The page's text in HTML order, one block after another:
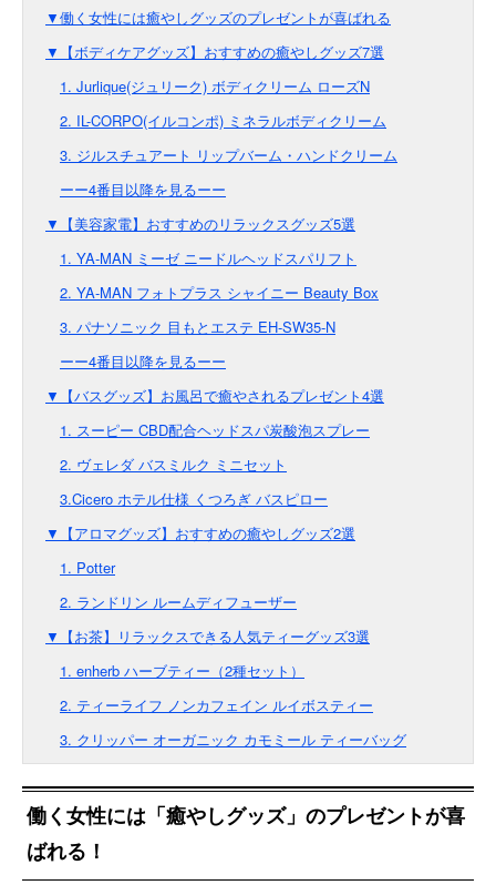
▼働く女性には癒やしグッズのプレゼントが喜ばれる
▼【ボディケアグッズ】おすすめの癒やしグッズ7選
1. Jurlique(ジュリーク) ボディクリーム ローズN
2. IL-CORPO(イルコンポ) ミネラルボディクリーム
3. ジルスチュアート リップバーム・ハンドクリーム
ーー4番目以降を見るーー
▼【美容家電】おすすめのリラックスグッズ5選
1. YA-MAN ミーゼ ニードルヘッドスパリフト
2. YA-MAN フォトプラス シャイニー Beauty Box
3. パナソニック 目もとエステ EH-SW35-N
ーー4番目以降を見るーー
▼【バスグッズ】お風呂で癒やされるプレゼント4選
1. スーピー CBD配合ヘッドスパ炭酸泡スプレー
2. ヴェレダ バスミルク ミニセット
3.Cicero ホテル仕様 くつろぎ バスピロー
▼【アロマグッズ】おすすめの癒やしグッズ2選
1. Potter
2. ランドリン ルームディフューザー
▼【お茶】リラックスできる人気ティーグッズ3選
1. enherb ハーブティー（2種セット）
2. ティーライフ ノンカフェイン ルイボスティー
3. クリッパー オーガニック カモミール ティーバッグ
働く女性には「癒やしグッズ」のプレゼントが喜
ばれる！